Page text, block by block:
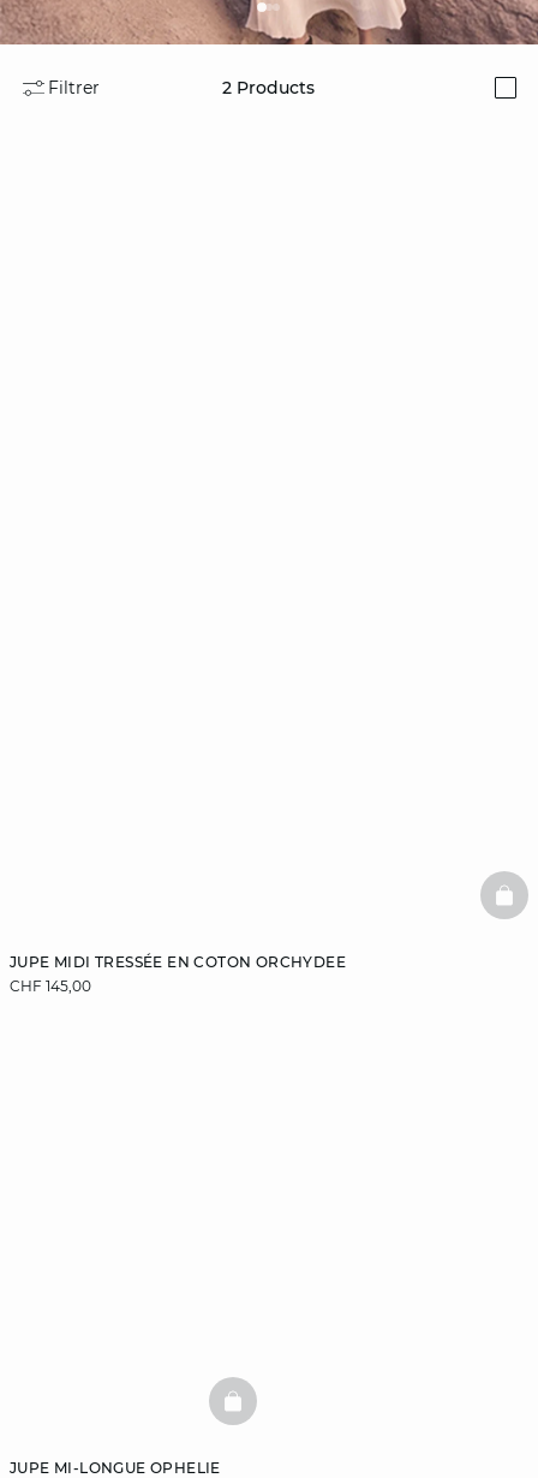
Filtrer 2 Products
JUPE MIDI TRESSÉE EN COTON ORCHYDEE
CHF 145,00
JUPE MI-LONGUE OPHELIE
BASKETFULL